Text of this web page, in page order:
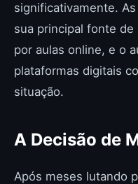
significativamente.
sua principal fonte
por aulas online, e o
plataformas digitais
situação.
A Decisão de
Após meses lutando